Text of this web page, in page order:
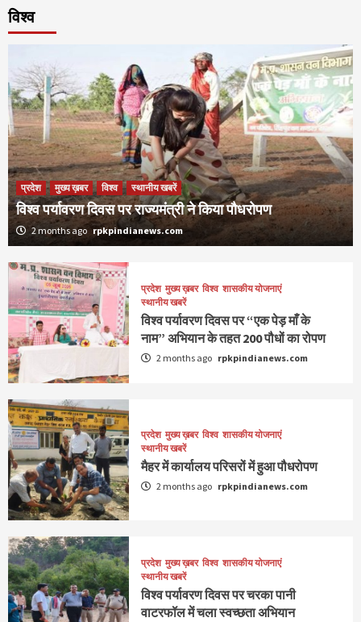
विश्व
प्रदेश मुख्य ख़बर विश्व स्थानीय खबरें
विश्व पर्यावरण दिवस पर राज्यमंत्री ने किया पौधरोपण
2 months ago rpkpindianews.com
प्रदेश मुख्य ख़बर विश्व शासकीय योजनाएं
स्थानीय खबरें
विश्व पर्यावरण दिवस पर “एक पेड़ माँ के
नाम” अभियान के तहत 200 पौधों का रोपण
2 months ago rpkpindianews.com
प्रदेश मुख्य ख़बर विश्व शासकीय योजनाएं
स्थानीय खबरें
मैहर में कार्यालय परिसरों में हुआ पौधरोपण
2 months ago rpkpindianews.com
प्रदेश मुख्य ख़बर विश्व शासकीय योजनाएं
स्थानीय खबरें
विश्व पर्यावरण दिवस पर चरका पानी
वाटरफॉल में चला स्वच्छता अभियान